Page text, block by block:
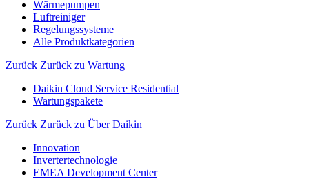
Wärmepumpen
Luftreiniger
Regelungssysteme
Alle Produktkategorien
Zurück Zurück zu Wartung
Daikin Cloud Service Residential
Wartungspakete
Zurück Zurück zu Über Daikin
Innovation
Invertertechnologie
EMEA Development Center